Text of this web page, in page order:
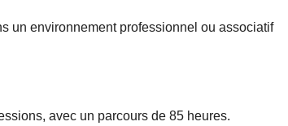
un environnement professionnel ou associatif
avec un parcours de 85 heures.